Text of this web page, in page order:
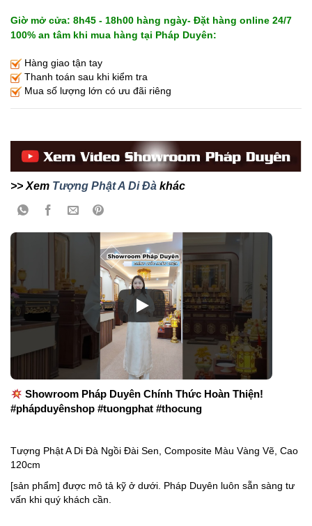
Giờ mở cửa: 8h45 - 18h00 hàng ngày- Đặt hàng online 24/7
100% an tâm khi mua hàng tại Pháp Duyên:
Hàng giao tận tay
Thanh toán sau khi kiểm tra
Mua số lượng lớn có ưu đãi riêng
>> Xem Tượng Phật A Di Đà khác
Showroom Pháp Duyên Chính Thức Hoàn Thiện!
#phápduyênshop #tuongphat #thocung
Tượng Phật A Di Đà Ngồi Đài Sen, Composite Màu Vàng Vẽ, Cao
120cm
[sản phẩm] được mô tả kỹ ở dưới. Pháp Duyên luôn sẵn sàng tư
vấn khi quý khách cần.